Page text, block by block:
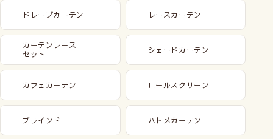
ドレープカーテン レースカーテン
カーテンレース
セット
シェードカーテン
カフェカーテン ロールスクリーン
ブラインド ハトメカーテン